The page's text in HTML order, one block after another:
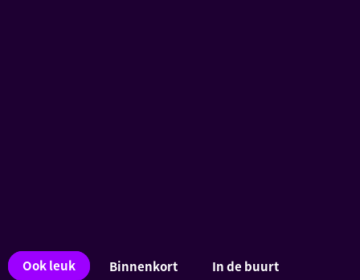
Ook
Ook leuk Binnenkort In de buurt